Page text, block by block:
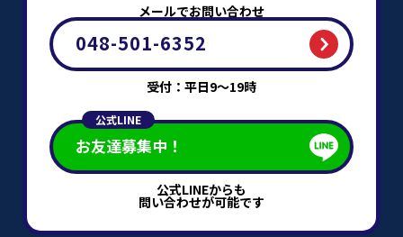
メールでお問い合わせ
048-501-6352
受付：平日9～19時
公式LINE
お友達募集中！
公式LINEからも
問い合わせが可能です